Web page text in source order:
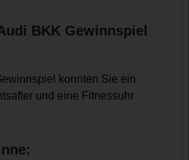
BKK Gewinnspiel
konnten Sie ein
und eine Fitnessuhr